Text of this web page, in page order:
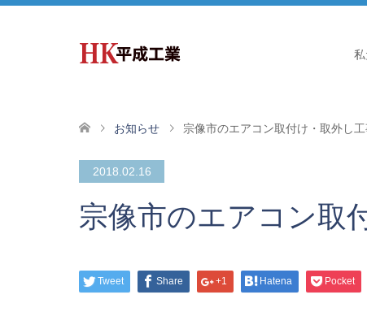
お知らせ 宗像市のエアコン取付け・取外し
2018.02.16
宗像市のエアコン取
Tweet Share +1 Hatena Pocket